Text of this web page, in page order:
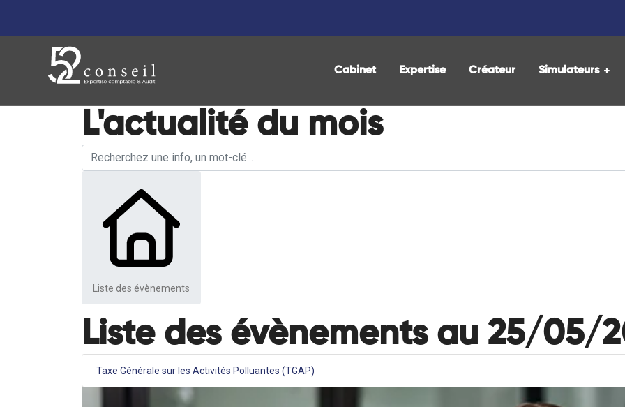
Cabinet Expertise Créateur Simulateurs
L'actualité du mois
Liste des évènements
Liste des évènements au 25/05/
Taxe Générale sur les Activités Polluantes (TGAP)